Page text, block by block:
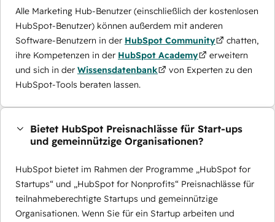
Alle Marketing Hub-Benutzer (einschließlich der kostenlosen
HubSpot-Benutzer) können außerdem mit anderen
Software-Benutzern in der HubSpot Community
chatten,
ihre Kompetenzen in der HubSpot Academy
erweitern
und sich in der Wissensdatenbank
von Experten zu den
HubSpot-Tools beraten lassen.
Bietet HubSpot Preisnachlässe für Start-ups
und gemeinnützige Organisationen?
HubSpot bietet im Rahmen der Programme „HubSpot for
Startups“ und „HubSpot for Nonprofits“ Preisnachlässe für
teilnahmeberechtigte Startups und gemeinnützige
Organisationen. Wenn Sie für ein Startup arbeiten und